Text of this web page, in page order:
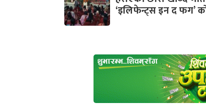
‘इलिफेन्ट्स इन द फग’